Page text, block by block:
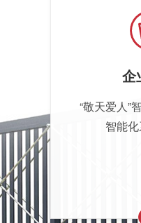
企
“敬天爱人”
智能